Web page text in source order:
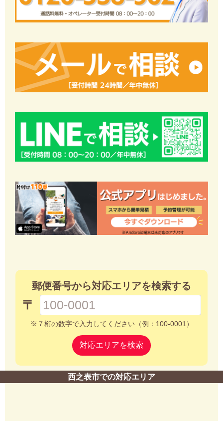
郵便番号から対応エリアを検索する
〒
※７桁の数字で入力してください（例：100-0001）
対応エリアを検索
西之表市での対応エリア